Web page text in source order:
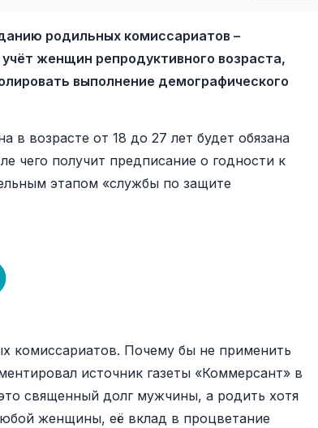
родильных комиссариатов –
женщин репродуктивного возраста,
выполнение демографического
возрасте от 18 до 27 лет будет обязана
чего получит предписание о годности к
этапом «службы по защите
комиссариатов. Почему бы не применить
источник газеты «Коммерсант» в
священный долг мужчины, а родить хотя
женщины, её вклад в процветание